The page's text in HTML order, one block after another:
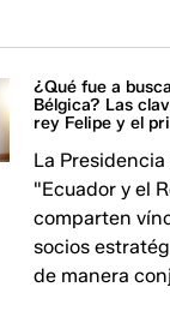
¿Qué fue a
Bélgica? Las
rey Felipe y el
La
"Ecuador y el
comparten
socios
de manera